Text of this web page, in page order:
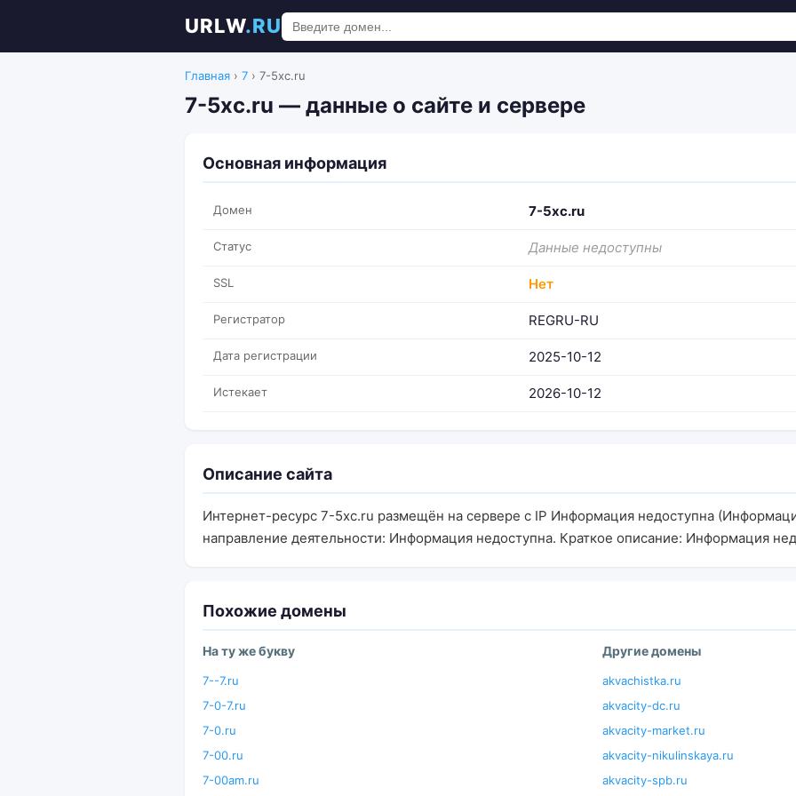
URLW.RU
Главная › 7 › 7-5xc.ru
7-5xc.ru — данные о сайте и сервере
Основная информация
Домен 7-5xc.ru
Статус Данные недоступны
SSL Нет
Регистратор REGRU-RU
Дата регистрации 2025-10-12
Истекает 2026-10-12
Описание сайта
Интернет-ресурс 7-5xc.ru размещён на сервере с IP Информация недоступна
направление деятельности: Информация недоступна. Краткое описание: Информация
Похожие домены
На ту же букву
7--7.ru
7-0-7.ru
7-0.ru
7-00.ru
7-00am.ru
Другие домены
akvachistka.ru
akvacity-dc.ru
akvacity-market.ru
akvacity-nikulinskaya.ru
akvacity-spb.ru